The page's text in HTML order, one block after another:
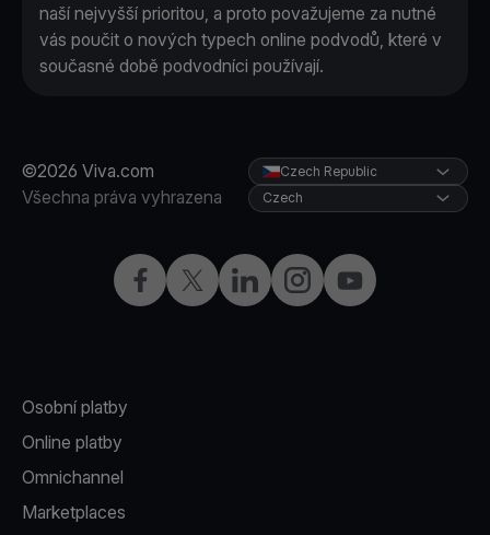
naší nejvyšší prioritou, a proto považujeme za nutné
vás poučit o nových typech online podvodů, které v
současné době podvodníci používají.
©2026 Viva.com
Všechna práva vyhrazena
Facebook
X LinkedInInstagramYouTube
Czech Republic
Czech
Osobní platby
Online platby
Omnichannel
Marketplaces